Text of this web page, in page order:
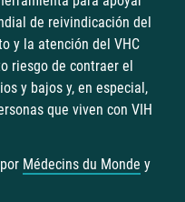
de reivindicación del
y la atención del VHC
riesgo de contraer el
y bajos y, en especial,
que viven con VIH
Médecins du Monde y